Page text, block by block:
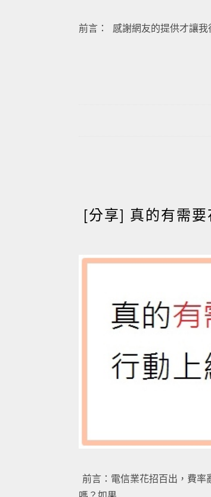
前言： 感謝網友的提供才讓我
[分享] 真的有需
前言：電信業花招百出，費率